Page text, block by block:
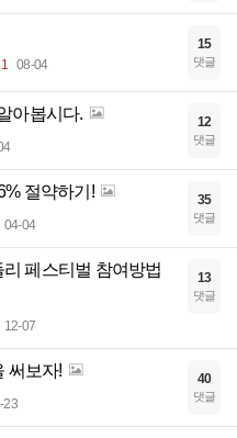
08-04
15
댓글
아봅시다. 12
댓글
절약하기!
04-04
35
댓글
페스티벌 참여방법
12-07
13
댓글
써보자!
23
40
댓글